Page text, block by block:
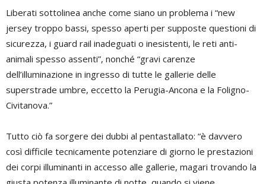
Liberati sottolinea anche come siano un problema i “new
jersey troppo bassi, spesso aperti per supposte questioni di
sicurezza, i guard rail inadeguati o inesistenti, le reti anti-
animali spesso assenti”, nonché “gravi carenze
dell’illuminazione in ingresso di tutte le gallerie delle
superstrade umbre, eccetto la Perugia-Ancona e la Foligno-
Civitanova.”
Tutto ciò fa sorgere dei dubbi al pentastallato: “è davvero
così difficile tecnicamente potenziare di giorno le prestazioni
dei corpi illuminanti in accesso alle gallerie, magari trovando la